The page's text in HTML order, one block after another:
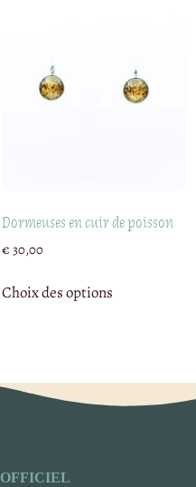
Dormeuses en cuir de poisson
€ 30,00
Choix des options